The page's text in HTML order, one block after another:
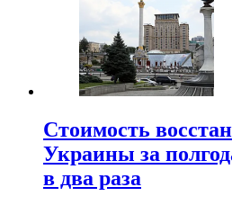
Стоимость
Украины за
в два раза